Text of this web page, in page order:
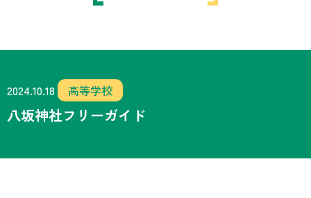
中学校部活TOP
卒業生メッセージ
2024.10.18 高等学校
八坂神社フリーガイド